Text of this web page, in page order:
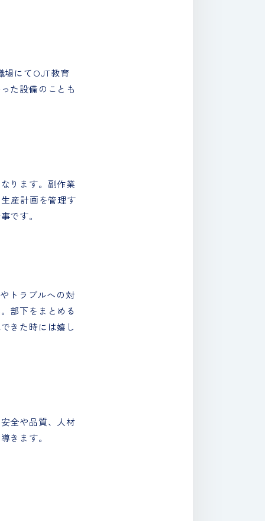
場にてOJT教育
た設備のことも
ります。副作業
産計画を管理す
です。
トラブルへの対
部下をまとめる
きた時には嬉し
全や品質、人材
きます。